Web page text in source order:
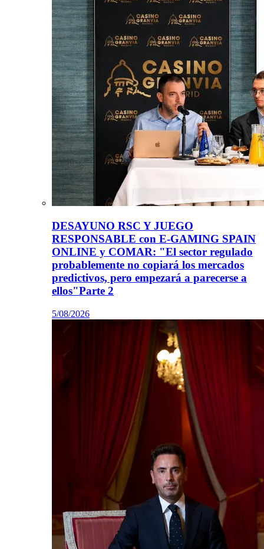
DESAYUNO RSC Y JUEGO
RESPONSABLE con E-GAMING SPAIN
ONLINE y COMAR: "El sector regulado
probablemente no copiará los mercados
predictivos, pero empezará a parecerse a
ellos"Parte 2
5/08/2026